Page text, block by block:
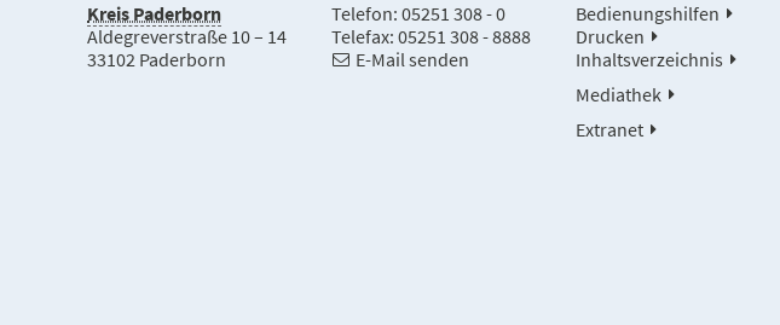
Kreis Paderborn
Aldegreverstraße 10 – 14
33102 Paderborn
Telefon: 05251 308 - 0
Telefax: 05251 308 - 8888
E-Mail senden
Bedienungshilfen
Drucken
Inhaltsverzeichnis
Mediathek
Extranet